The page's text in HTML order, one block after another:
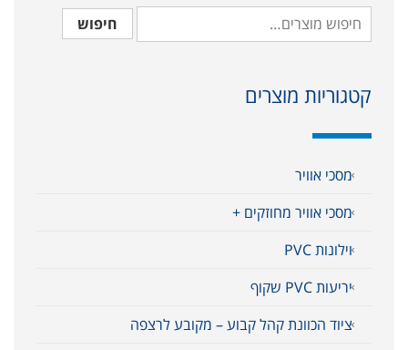
חיפוש
קטגוריות מוצרים
מסכי אוויר
מסכי אוויר מחוזקים +
וילונות PVC
יריעות PVC שקוף
ציוד הכוונת קהל קבוע – מקובע לרצפה